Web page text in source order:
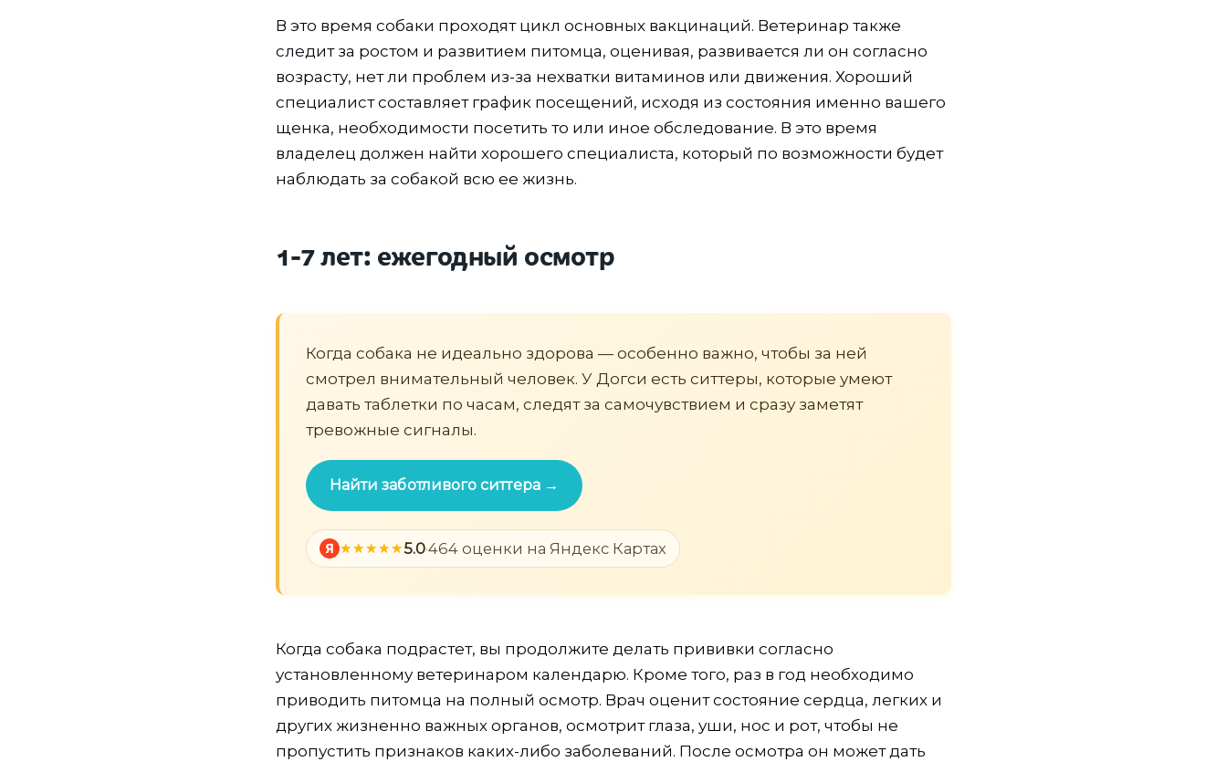
В это время собаки проходят цикл основных вакцинаций. Ветеринар также
следит за ростом и развитием питомца, оценивая, развивается ли он согласно
возрасту, нет ли проблем из-за нехватки витаминов или движения. Хороший
специалист составляет график посещений, исходя из состояния именно вашего
щенка, необходимости посетить то или иное обследование. В это время
владелец должен найти хорошего специалиста, который по возможности будет
наблюдать за собакой всю ее жизнь.
1-7 лет: ежегодный осмотр
Когда собака не идеально здорова — особенно важно, чтобы за ней
смотрел внимательный человек. У Догси есть ситтеры, которые умеют
давать таблетки по часам, следят за самочувствием и сразу заметят
тревожные сигналы.
Найти заботливого ситтера →
Я 5.0·464 оценки на Яндекс Картах
Когда собака подрастет, вы продолжите делать прививки согласно
установленному ветеринаром календарю. Кроме того, раз в год необходимо
приводить питомца на полный осмотр. Врач оценит состояние сердца, легких и
других жизненно важных органов, осмотрит глаза, уши, нос и рот, чтобы не
пропустить признаков каких-либо заболеваний. После осмотра он может дать